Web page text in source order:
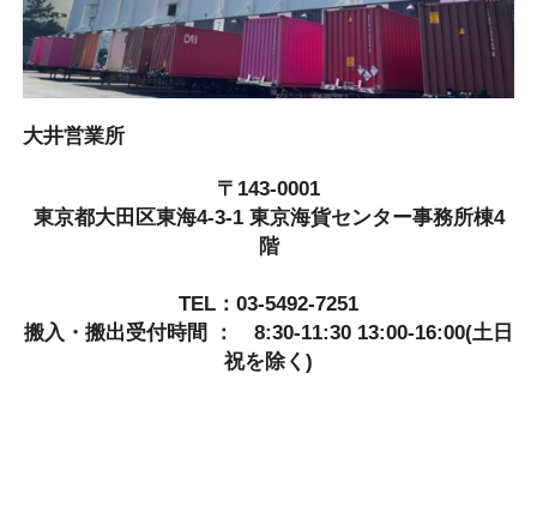
大井営業所
〒143-0001
東京都大田区東海4-3-1 東京海貨センター事務所棟4
階
TEL：03-5492-7251
搬入・搬出受付時間 ： 8:30-11:30 13:00-16:00(土日
祝を除く)